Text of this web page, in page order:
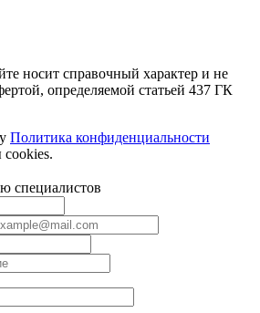
носит справочный характер и не
определяемой статьей 437 ГК
Политика конфиденциальности
специалистов